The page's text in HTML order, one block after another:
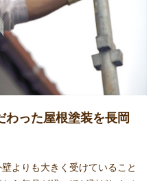
った屋根塗装を長岡
よりも大きく受けていること